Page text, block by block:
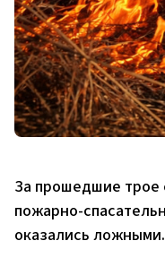
За прошедшие трое
пожарно-
оказались ложными.